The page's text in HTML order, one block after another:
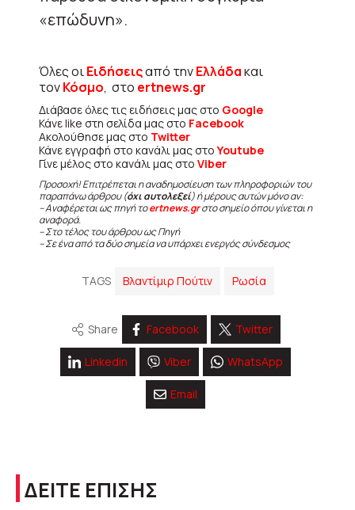
«επώδυνη».
Όλες οιΕιδήσειςαπό τηνΕλλάδακαι
τονΚόσμο, στο ertnews.gr
Διάβασε όλες τις ειδήσεις μας στο Google
Κάνε like στη σελίδα μας στο Facebook
Ακολούθησε μας στο Twitter
Κάνε εγγραφή στο κανάλι μας στοYoutube
Γίνε μέλος στο κανάλι μας στο Viber
Προσοχή! Επιτρέπεται η αναδημοσίευση των πληροφοριών του
παραπάνω άρθρου (όχι αυτολεξεί) ή μέρους αυτών μόνο αν:
– Αναφέρεται ως πηγή τοertnews.grστο σημείο όπου γίνεται η
αναφορά.
– Στο τέλος του άρθρου ως Πηγή
– Σε ένα από τα δύο σημεία να υπάρχει ενεργός σύνδεσμος
TAGS Βλαντίμιρ Πούτιν Ρωσία
Share Facebook Twitter
Linkedin Viber WhatsApp
Email
ΔΕΙΤΕ ΕΠΙΣΗΣ